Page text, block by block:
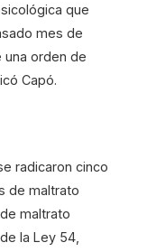
que
mes de
una orden de
Capó.
radicaron cinco
de maltrato
maltrato
la Ley 54,